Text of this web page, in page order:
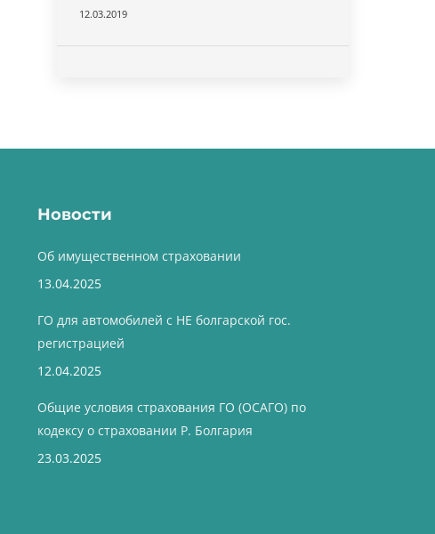
12.03.2019
Новости
Об имущественном страховании
13.04.2025
ГО для автомобилей с НЕ болгарской гос.
регистрацией
12.04.2025
Общие условия страхования ГО (ОСАГО) по
кодексу о страховании Р. Болгария
23.03.2025